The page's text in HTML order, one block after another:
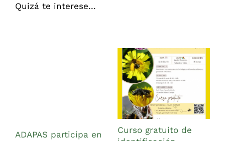
Quizá te interese...
ADAPAS participa en
Curso gratuito de